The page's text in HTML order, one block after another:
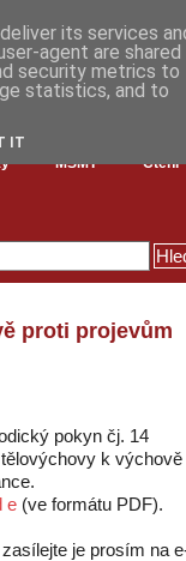
MŠMT Čtení
proti projevům
pokyn čj. 14
k výchově
e (ve formátu PDF).
je prosím na
its services
agent are shared
security metrics to
statistics, and to
IT